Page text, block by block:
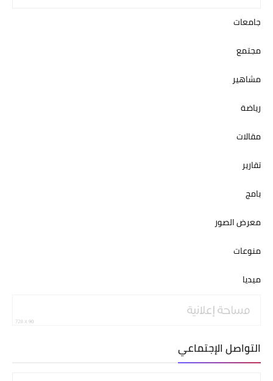
جامعات
مجتمع
مشاهير
رياضة
مقالات
تقارير
بامج
معرض الصور
منوعات
ميديا
التواصل الإجتماعي